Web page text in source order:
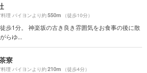
理 バイヨンより約550m （徒歩10分）
歩1分。 神楽坂の古き良き雰囲気をお食事の後に散
らゆ...
寮
理 バイヨンより約210m （徒歩4分）